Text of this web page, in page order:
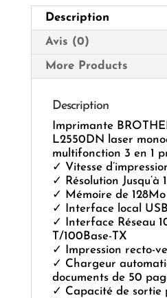
Description
Avis (0)
More Products
Description
Imprimante
L2550DN laser
multifonction 3 en 1
✓ Vitesse
✓ Résolution Jusqu’à
✓ Mémoire de 128Mo
✓ Interface local
✓ Interface Réseau
T/100Base-TX
✓ Impression recto-
✓ Chargeur
documents de 50
✓ Capacité de sortie